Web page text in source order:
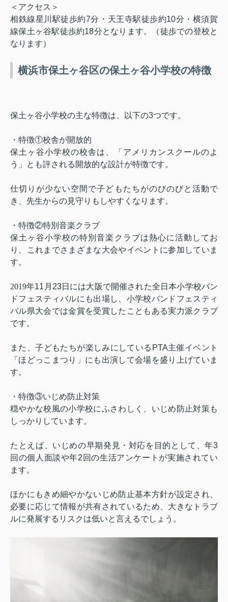
＜アクセス＞
相鉄線星川駅徒歩約7分・天王寺駅徒歩約10分・横須賀
線保土ヶ谷駅徒歩約18分となります。（徒歩での登校と
なります）
横浜市保土ヶ谷区の保土ヶ谷小学校の特徴
保土ヶ谷小学校の主な特徴は、以下の3つです。
・特徴①校舎が開放的
保土ヶ谷小学校の校舎は、「アメリカンスクールのよ
う」とも評される開放的な設計が特徴です。
仕切りが少ない空間で子どもたちがのびのびと活動で
き、先生からの見守りもしやすくなります。
・特徴②特別音楽クラブ
保土ヶ谷小学校の特別音楽クラブは熱心に活動してお
り、これまでさまざまな大会やイベントに参加していま
す。
2019年11 月 23日には大阪で開催された全日本小学校バン
ドフェスティバルにも出場し、小学校バンドフェスティ
バル県大会では金賞を受賞したこともある実力派クラブ
です。
また、子どもたちが楽しみにしている PTA主催イベント
「ほどっこまつり」にも出演して会場を盛り上げていま
す。
・特徴③いじめ防止対策
穏やかな校風の小学校にふさわしく、いじめ防止対策も
しっかりしています。
たとえば、いじめの早期発見・対応を目的として、年3
回の個人面談や年2 回の生活アンケートが実施されてい
ます。
ほかにもきめ細やかないじめ防止基本方針が設定され、
必要に応じて情報が共有されているため、大きなトラブ
ルに発展するリスクは低いと言えるでしょう。